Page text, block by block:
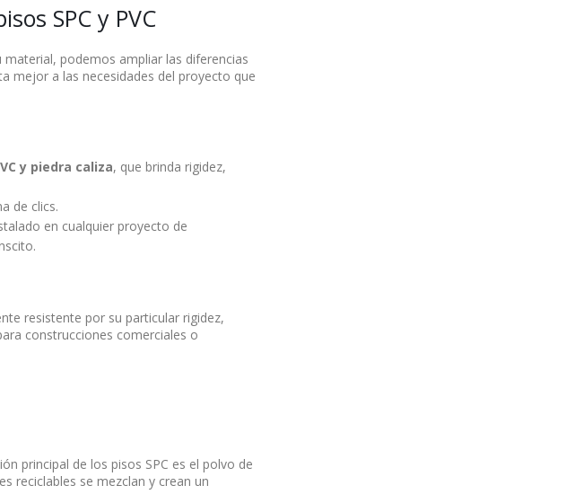
SPC y PVC
podemos ampliar las diferencias
mejor a las necesidades del proyecto que
y piedra caliza, que brinda rigidez,
de clics.
en cualquier proyecto de
resistente por su particular rigidez,
construcciones comerciales o
principal de los pisos SPC es el polvo de
reciclables se mezclan y crean un